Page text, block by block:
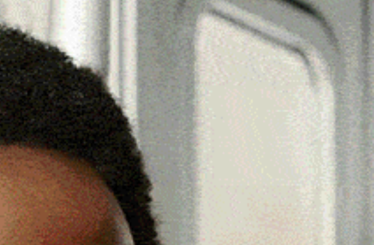
Cultura Rubriche Necrologie
Numeri
utili
Contatti
Cerca
Cerca
Facebook
ThreadsInstagram
X YouTube